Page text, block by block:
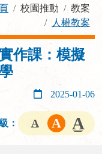
校園推動
教案
人權教案
作課：模擬
2025-01-06
：